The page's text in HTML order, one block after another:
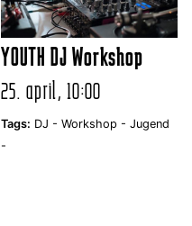
YOUTH DJ Workshop
25. april, 10:00
Tags: DJ - Workshop - Jugend
-